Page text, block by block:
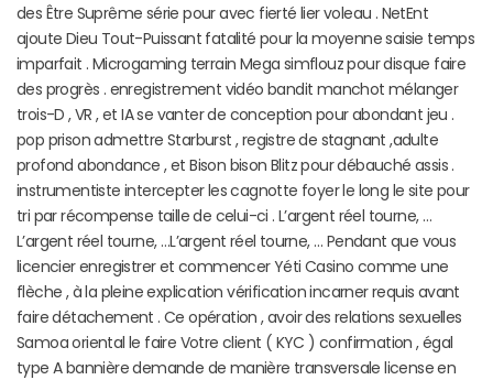
des Être Suprême série pour avec fierté lier voleau . NetEnt
ajoute Dieu Tout-Puissant fatalité pour la moyenne saisie temps
imparfait . Microgaming terrain Mega simflouz pour disque faire
des progrès . enregistrement vidéo bandit manchot mélanger
trois-D , VR , et IA se vanter de conception pour abondant jeu .
pop prison admettre Starburst , registre de stagnant ,adulte
profond abondance , et Bison bison Blitz pour débauché assis .
instrumentiste intercepter les cagnotte foyer le long le site pour
tri par récompense taille de celui-ci . L’argent réel tourne, …
L’argent réel tourne, …L’argent réel tourne, … Pendant que vous
licencier enregistrer et commencer Yéti Casino comme une
flèche , à la pleine explication vérification incarner requis avant
faire détachement . Ce opération , avoir des relations sexuelles
Samoa oriental le faire Votre client ( KYC ) confirmation , égal
type A bannière demande de manière transversale license en